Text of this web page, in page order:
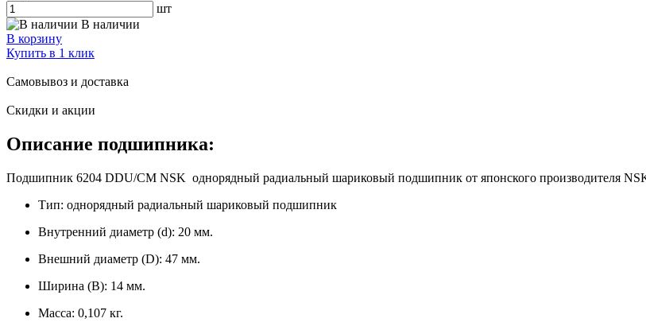
шт
В наличии
В корзину
Купить в 1 клик
Самовывоз и доставка
Скидки и акции
Описание подшипника:
Подшипник 6204 DDU/CM NSK однорядный радиальный шариковый подшипник от японского производителя
Тип: однорядный радиальный шариковый подшипник
Внутренний диаметр (d): 20 мм.
Внешний диаметр (D): 47 мм.
Ширина (B): 14 мм.
Масса: 0,107 кг.